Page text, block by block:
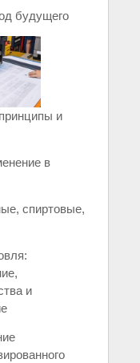
будущего
и
в
спиртовые,
и